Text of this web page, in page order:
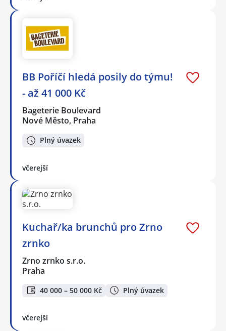
BB Poříčí hledá posily do týmu!
- až 41 000 Kč
Bageterie Boulevard
Nové Město, Praha
Plný úvazek
včerejší
Kuchař/ka brunchů pro Zrno
zrnko
Zrno zrnko s.r.o.
Praha
40 000 – 50 000 Kč Plný úvazek
včerejší